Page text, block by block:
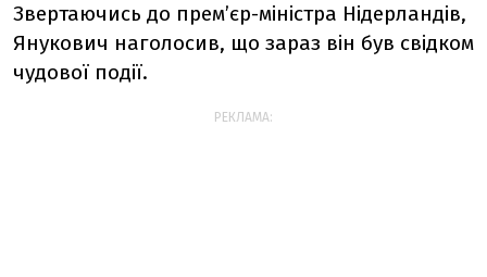
Звертаючись до прем’єр-міністра Нідерландів,
Янукович наголосив, що зараз він був свідком
чудової події.
РЕКЛАМА: